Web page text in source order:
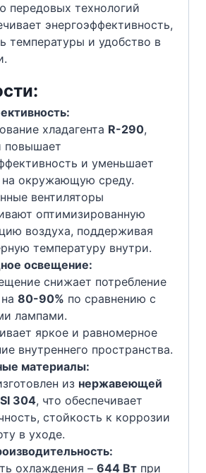
передовых технологий
энергоэффективность,
температуры и удобство в
хладагента R-290,
повышает
и уменьшает
на окружающую среду.
вентиляторы
оптимизированную
воздуха, поддерживая
температуру внутри.
освещение:
снижает потребление
80-90% по сравнению с
лампами.
яркое и равномерное
внутреннего пространства.
материалы:
из нержавеющей
304, что обеспечивает
стойкость к коррозии
в уходе.
охлаждения – 644 Вт при